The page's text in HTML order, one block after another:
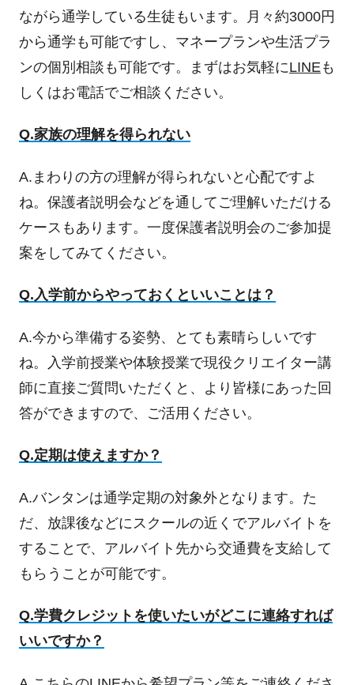
ながら通学している生徒もいます。月々約3000円
から通学も可能ですし、マネープランや生活プラ
ンの個別相談も可能です。まずはお気軽にLINE も
しくはお電話でご相談ください。
Q.家族の理解を得られない
A.まわりの方の理解が得られないと心配ですよ
ね。保護者説明会などを通してご理解いただける
ケースもあります。一度保護者説明会のご参加提
案をしてみてください。
Q.入学前からやっておくといいことは？
A.今から準備する姿勢、とても素晴らしいです
ね。入学前授業や体験授業で現役クリエイター講
師に直接ご質問いただくと、より皆様にあった回
答ができますので、ご活用ください。
Q.定期は使えますか？
A.バンタンは通学定期の対象外となります。た
だ、放課後などにスクールの近くでアルバイトを
することで、アルバイト先から交通費を支給して
もらうことが可能です。
Q.学費クレジットを使いたいがどこに連絡すれば
いいですか？